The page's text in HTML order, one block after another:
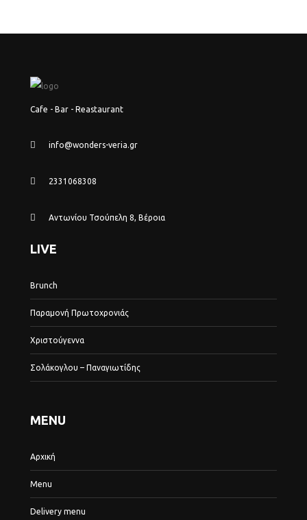
Cafe - Bar - Reastaurant
info@wonders-veria.gr
2331068308
Αντωνίου Τσούπελη 8, Βέροια
LIVE
Brunch
Παραμονή Πρωτοχρονιάς
Χριστούγεννα
Σολάκογλου – Παναγιωτίδης
MENU
Αρχική
Menu
Delivery menu